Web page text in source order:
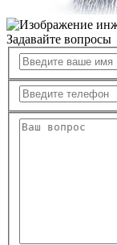
Задавайте вопросы